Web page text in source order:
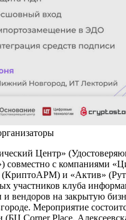
Центр»
совместно с компаниями
(КриптоАРМ) и «Актив»
участников клуба
и вендоров на закрытую
Мероприятие
Corner Place,